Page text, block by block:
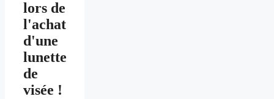
lors de
l'achat
d'une
lunette
de
visée !